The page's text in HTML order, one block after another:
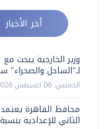
أخر الأخبار
وزير الخارجية يبحث
لـ"الساحل والصحراء"
الخميس، 06 اغسطس 2026 04:00 م
محافظ القاهرة يعتمد
الثاني للإعدادية بنسبة